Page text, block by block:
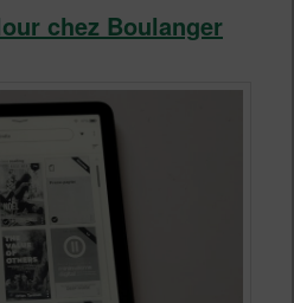
chez Boulanger